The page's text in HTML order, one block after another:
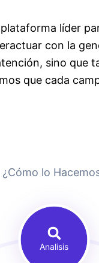
líder
con la
sino
que cada
¿Cómo lo
Analisis